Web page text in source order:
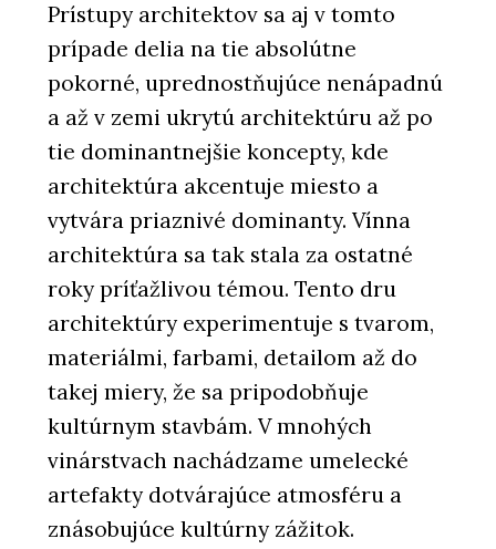
Prístupy architektov sa aj v tomto
prípade delia na tie absolútne
pokorné, uprednostňujúce nenápadnú
a až v zemi ukrytú architektúru až po
tie dominantnejšie koncepty, kde
architektúra akcentuje miesto a
vytvára priaznivé dominanty. Vínna
architektúra sa tak stala za ostatné
roky príťažlivou témou. Tento dru
architektúry experimentuje s tvarom,
materiálmi, farbami, detailom až do
takej miery, že sa pripodobňuje
kultúrnym stavbám. V mnohých
vinárstvach nachádzame umelecké
artefakty dotvárajúce atmosféru a
znásobujúce kultúrny zážitok.